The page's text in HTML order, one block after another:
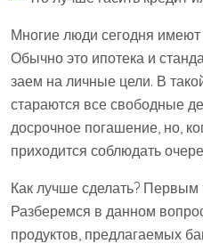
Многие люди сегодня имеют
Обычно это ипотека и
заем на личные цели. В
стараются все свободные
досрочное погашение, но,
приходится соблюдать
Как лучше сделать? Первым
Разберемся в данном
продуктов, предлагаемых